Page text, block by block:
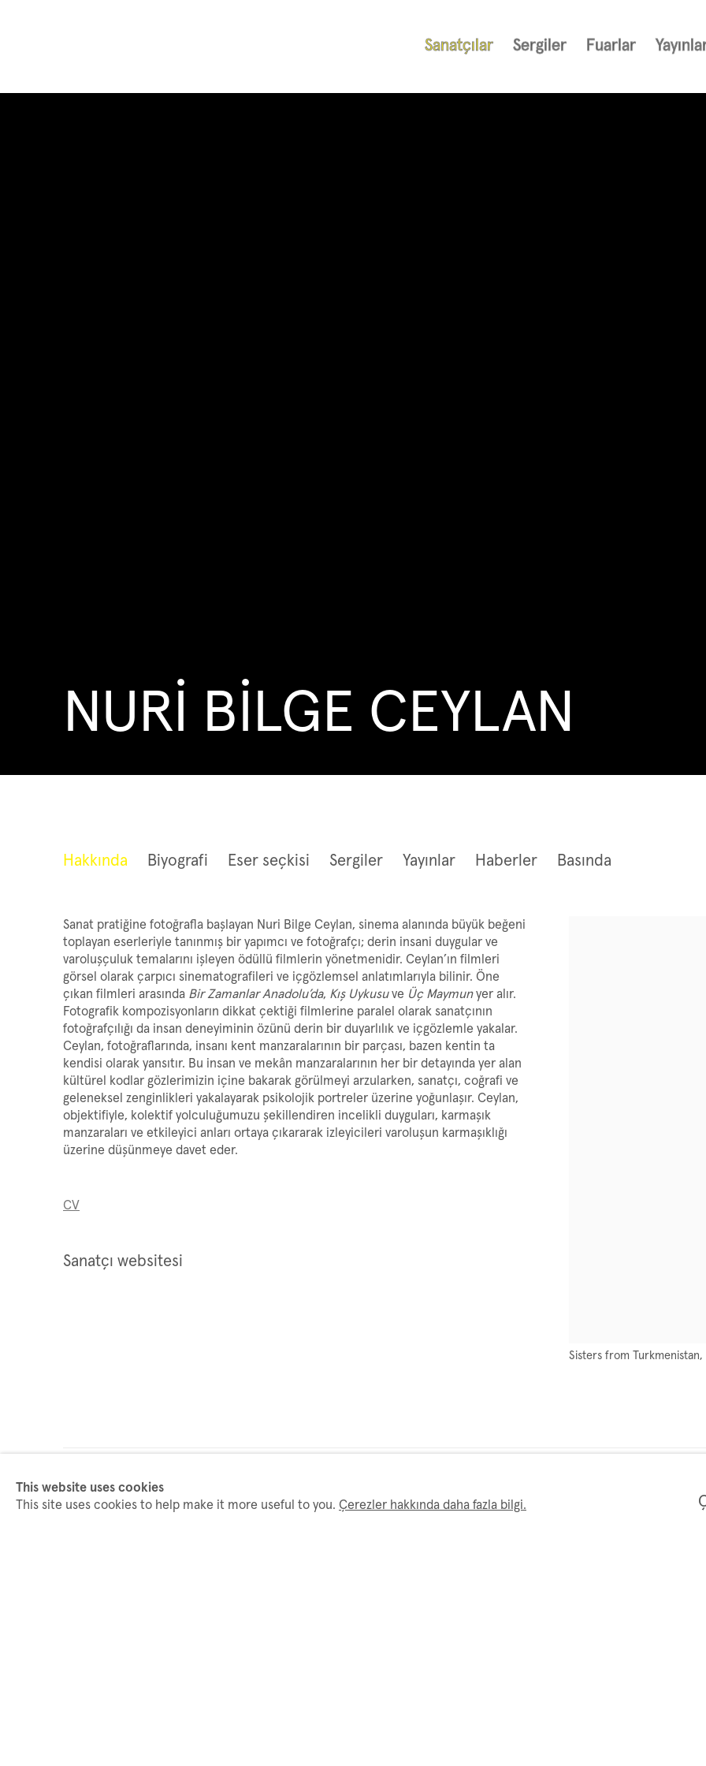
Sanatçılar Sergiler Fuarlar
NURİ BİLGE CEYLAN
NURİ BİLGE CEYLAN
Hakkında Biyografi Eser seçkisi Sergiler Yayınlar Haberler Basında
Sisters from Turkmenistan,
Sanat pratiğine fotoğrafla başlayan Nuri Bilge Ceylan, sinema alanında büyük beğeni
toplayan eserleriyle tanınmış bir yapımcı ve fotoğrafçı; derin insani duygular ve
varoluşçuluk temalarını işleyen ödüllü filmlerin yönetmenidir. Ceylan’ın filmleri
görsel olarak çarpıcı sinematografileri ve içgözlemsel anlatımlarıyla bilinir. Öne
çıkan filmleri arasında Bir Zamanlar Anadolu’da, Kış Uykusuve Üç Maymunyer alır.
Fotografik kompozisyonların dikkat çektiği filmlerine paralel olarak sanatçının
fotoğrafçılığı da insan deneyiminin özünü derin bir duyarlılık ve içgözlemle yakalar.
Ceylan, fotoğraflarında, insanı kent manzaralarının bir parçası, bazen kentin ta
kendisi olarak yansıtır. Bu insan ve mekân manzaralarının her bir detayında yer alan
kültürel kodlar gözlerimizin içine bakarak görülmeyi arzularken, sanatçı, coğrafi ve
geleneksel zenginlikleri yakalayarak psikolojik portreler üzerine yoğunlaşır. Ceylan,
objektifiyle, kolektif yolculuğumuzu şekillendiren incelikli duyguları, karmaşık
manzaraları ve etkileyici anları ortaya çıkararak izleyicileri varoluşun karmaşıklığı
üzerine düşünmeye davet eder.
CV
Sanatçı websitesi
Bülten aboneliği
This website uses cookies
This site uses cookies to help make it more useful to you. Çerezler hakkında daha fazla bilgi.